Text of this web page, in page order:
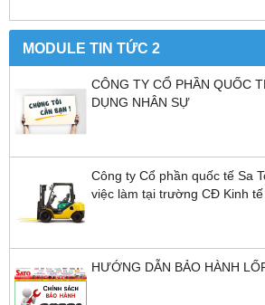
MODULE TIN TỨC 2
CÔNG TY CỔ PHẦN QUỐC
DỤNG NHÂN SỰ
Công ty Cổ phần quốc tế Sa
việc làm tại trường CĐ Kinh tế
HƯỚNG DẪN BẢO HÀNH